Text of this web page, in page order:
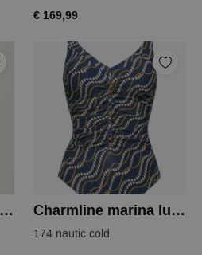
€ 169,99
Charmline summer infusion badpak Charmline marina luxe badpak
174 nautic cold